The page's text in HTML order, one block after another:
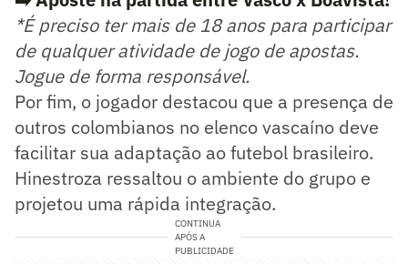
*É preciso ter mais de 18 anos para participar
de qualquer atividade de jogo de apostas.
Jogue de forma responsável.
Por fim, o jogador destacou que a presença de
outros colombianos no elenco vascaíno deve
facilitar sua adaptação ao futebol brasileiro.
Hinestroza ressaltou o ambiente do grupo e
projetou uma rápida integração.
CONTINUA
APÓS A
PUBLICIDADE